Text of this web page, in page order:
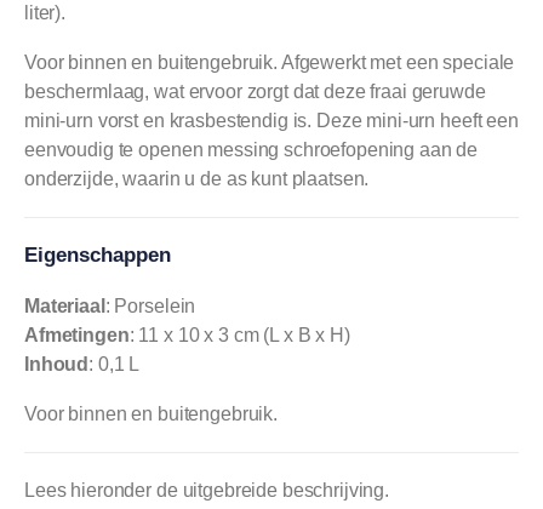
liter).
Voor binnen en buitengebruik. Afgewerkt met een speciale
beschermlaag, wat ervoor zorgt dat deze fraai geruwde
mini-urn vorst en krasbestendig is. Deze mini-urn heeft een
eenvoudig te openen messing schroefopening aan de
onderzijde, waarin u de as kunt plaatsen.
Eigenschappen
Materiaal : Porselein
Afmetingen: 11 x 10 x 3 cm (L x B x H)
Inhoud : 0,1 L
Voor binnen en buitengebruik.
Lees hieronder de uitgebreide beschrijving.